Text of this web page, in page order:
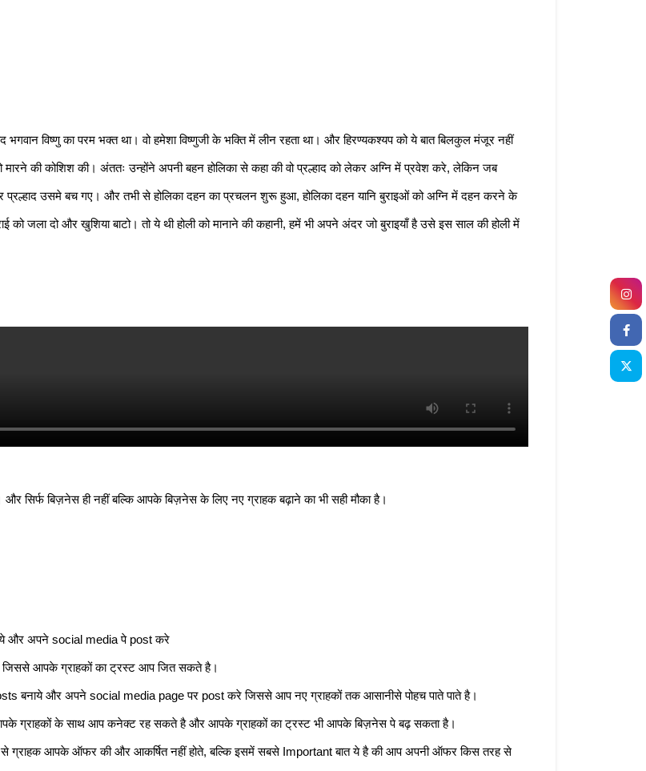
भगवान विष्णु का परम भक्त था। वो हमेशा विष्णुजी के भक्ति में लीन रहता था। और हिरण्यकश्यप को ये बात बिलकुल मंजूर नहीं
की कोशिश की। अंततः उन्होंने अपनी बहन होलिका से कहा की वो प्रल्हाद को लेकर अग्नि में प्रवेश करे, लेकिन जब
प्रल्हाद उसमे बच गए। और तभी से होलिका दहन का प्रचलन शुरू हुआ, होलिका दहन यानि बुराइओं को अग्नि में दहन करने के
जला दो और खुशिया बाटो। तो ये थी होली को मानाने की कहानी, हमें भी अपने अंदर जो बुराइयाँ है उसे इस साल की होली में
सिर्फ बिज़नेस ही नहीं बल्कि आपके बिज़नेस के लिए नए ग्राहक बढ़ाने का भी सही मौका है।
और अपने social media पे post करे
आपके ग्राहकों का ट्रस्ट आप जित सकते है।
बनाये और अपने social media page पर post करे जिससे आप नए ग्राहकों तक आसानीसे पोहच पाते पाते है।
ग्राहकों के साथ आप कनेक्ट रह सकते है और आपके ग्राहकों का ट्रस्ट भी आपके बिज़नेस पे बढ़ सकता है।
आपके ऑफर की और आकर्षित नहीं होते, बल्कि इसमें सबसे Important बात ये है की आप अपनी ऑफर किस तरह से